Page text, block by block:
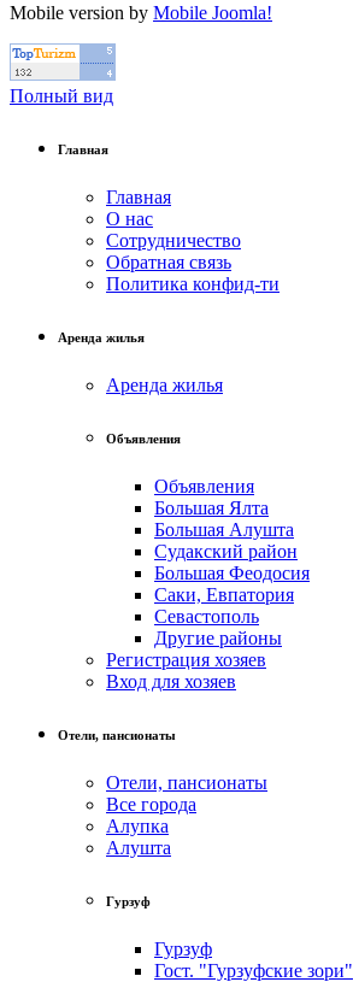
Mobile version by Mobile Joomla!
Полный вид
Главная
Главная
О нас
Сотрудничество
Обратная связь
Политика конфид-ти
Аренда жилья
Аренда жилья
Объявления
Объявления
Большая Ялта
Большая Алушта
Судакский район
Большая Феодосия
Саки, Евпатория
Севастополь
Другие районы
Регистрация хозяев
Вход для хозяев
Отели, пансионаты
Отели, пансионаты
Все города
Алупка
Алушта
Гурзуф
Гурзуф
Гост. "Гурзуфские зори"